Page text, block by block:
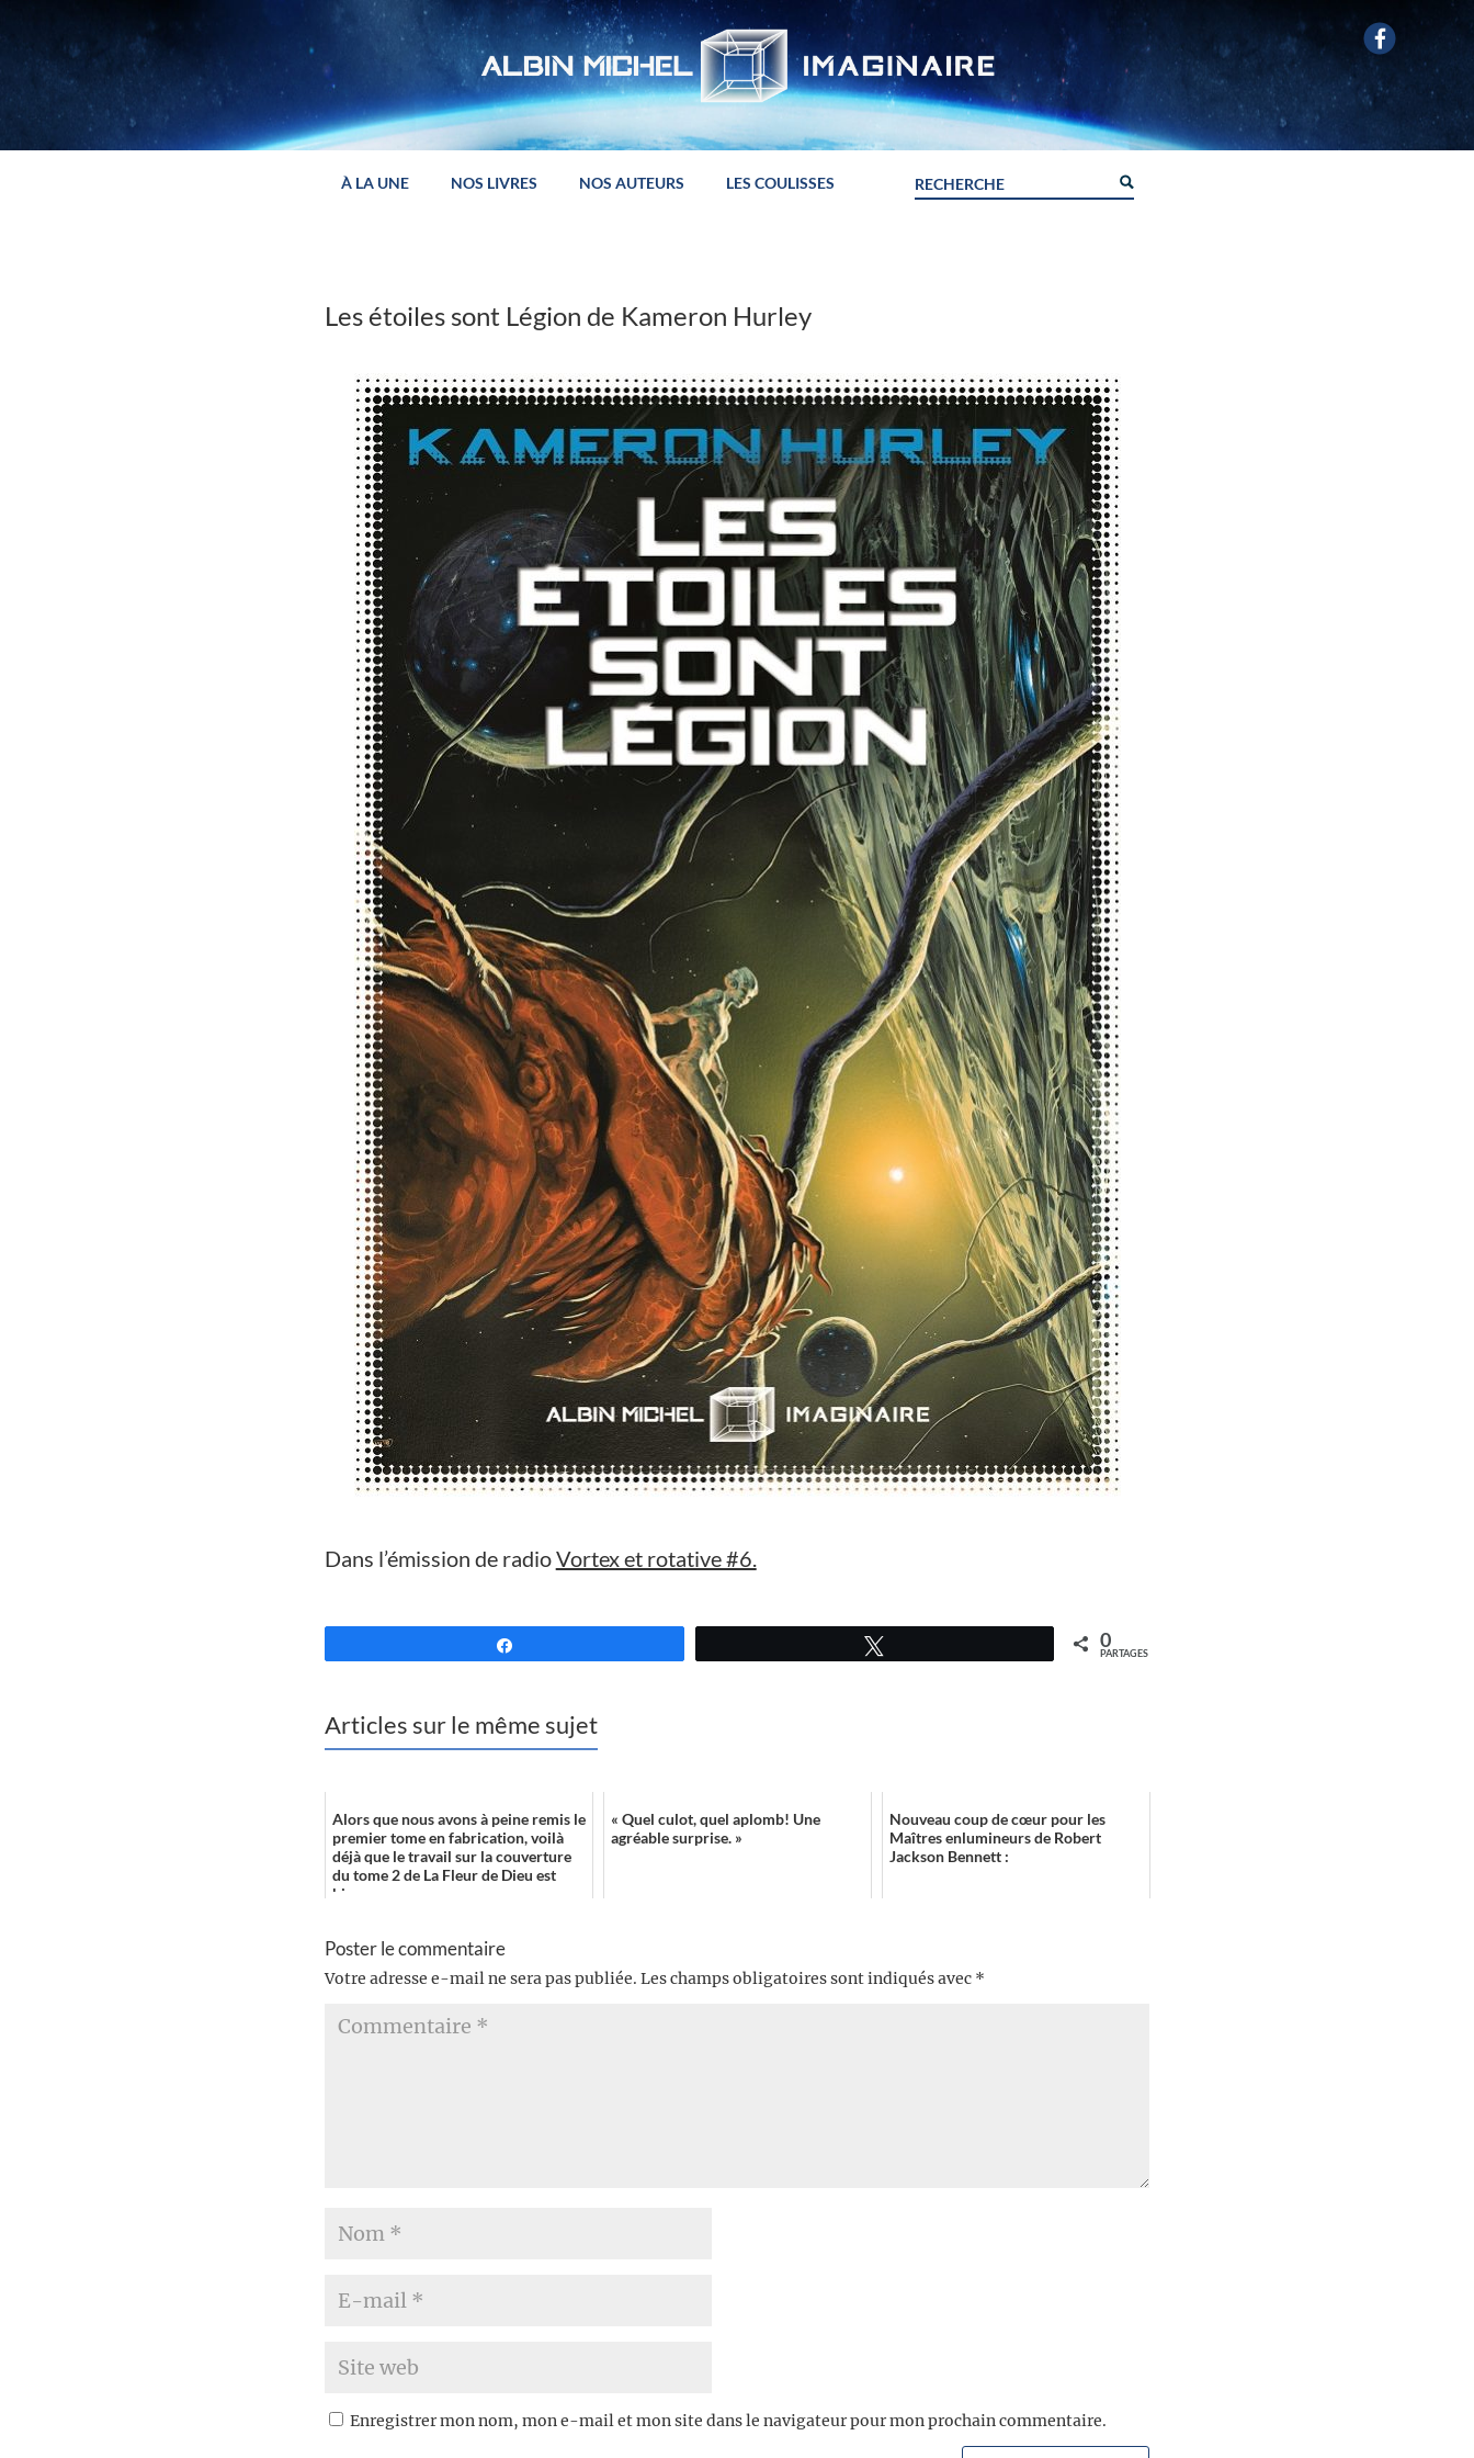
À LA UNE NOS LIVRES NOS AUTEURS LES COULISSES
Les étoiles sont Légion de Kameron Hurley
Dans l’émission de radioVortex et rotative #6.
0
PARTAGES
Articles sur le même sujet
Alors que nous avons à peine remis le
premier tome en fabrication, voilà
déjà que le travail sur la couverture
du tome 2 de La Fleur de Dieu est
bien ...
« Quel culot, quel aplomb! Une
agréable surprise. »
Nouveau coup de cœur pour les
Maîtres enlumineurs de Robert
Jackson Bennett :
Poster le commentaire
Votre adresse e-mail ne sera pas publiée. Les champs obligatoires sont indiqués avec *
Enregistrer mon nom, mon e-mail et mon site dans le navigateur pour mon prochain commentaire.